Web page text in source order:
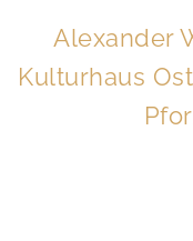
Alexander
Kulturhaus